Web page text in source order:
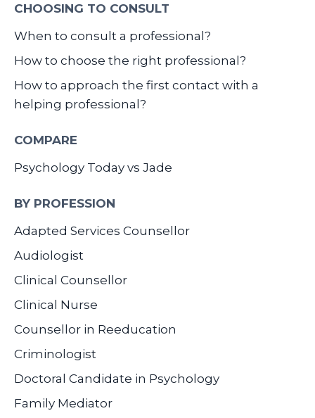
CHOOSING TO CONSULT
When to consult a professional?
How to choose the right professional?
How to approach the first contact with a
helping professional?
COMPARE
Psychology Today vs Jade
BY PROFESSION
Adapted Services Counsellor
Audiologist
Clinical Counsellor
Clinical Nurse
Counsellor in Reeducation
Criminologist
Doctoral Candidate in Psychology
Family Mediator